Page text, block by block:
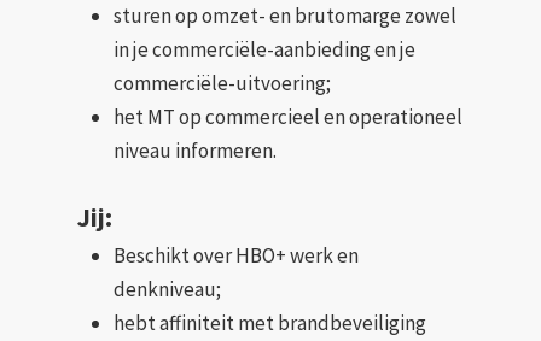
sturen op omzet- en brutomarge zowel
in je commerciële-aanbieding en je
commerciële-uitvoering;
het MT op commercieel en operationeel
niveau informeren.
Jij:
Beschikt over HBO+ werk en
denkniveau;
hebt affiniteit met brandbeveiliging